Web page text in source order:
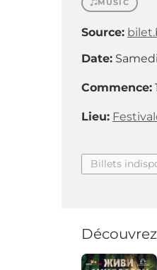
MUSIC
Source:
Date:
Commence:
Lieu:
Billets